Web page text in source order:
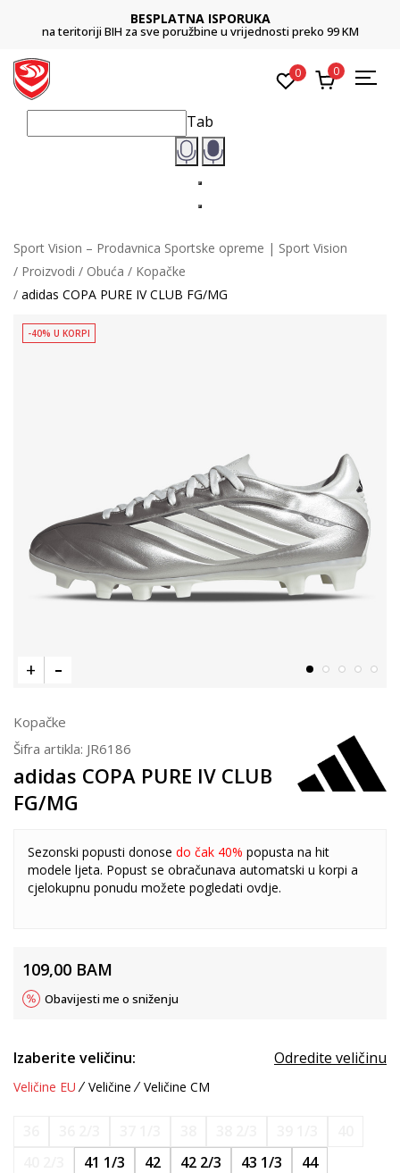
BESPLATNA ISPORUKA
na teritoriji BIH za sve poružbine u vrijednosti preko 99 KM
0 0
Tab
Sport Vision – Prodavnica Sportske opreme | Sport Vision
Proizvodi
Obuća
Kopačke
adidas COPA PURE IV CLUB FG/MG
-40% U KORPI
Kopačke
Šifra artikla: JR6186
adidas COPA PURE IV CLUB
FG/MG
Sezonski popusti donose do čak 40% popusta na hit
modele ljeta. Popust se obračunava automatski u korpi a
cjelokupnu ponudu možete pogledati ovdje.
109,00 BAM
Obavijesti me o sniženju
Izaberite veličinu: Odredite veličinu
Veličine EU Veličine Veličine CM
41 1/3 42 42 2/3 43 1/3
44